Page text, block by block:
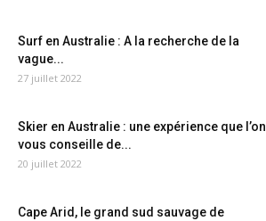
Surf en Australie : A la recherche de la
vague...
27 juillet 2022
Skier en Australie : une expérience que l’on
vous conseille de...
20 juillet 2022
Cape Arid, le grand sud sauvage de